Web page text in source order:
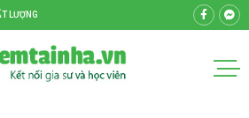
LƯỢNG